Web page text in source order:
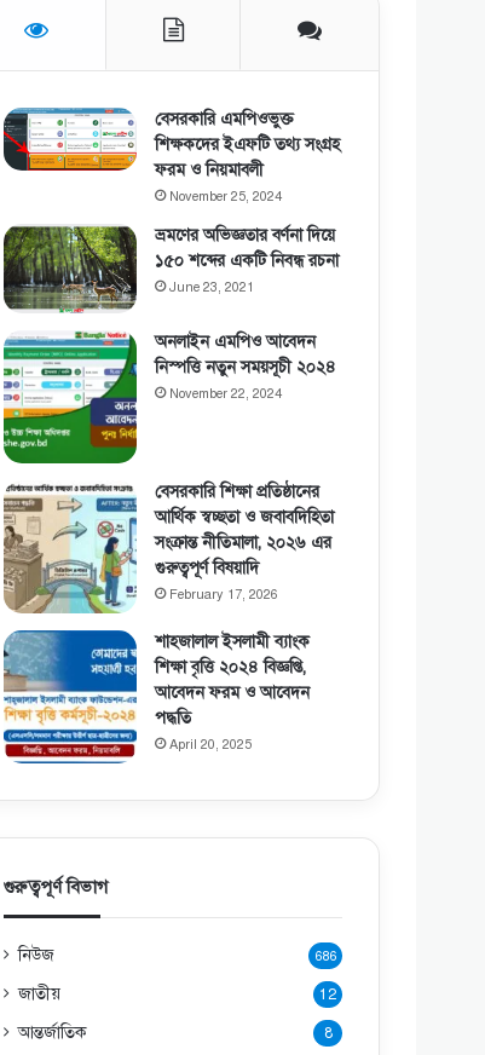
বেসরকারি এমপিওভুক্ত
শিক্ষকদের ইএফটি তথ্য সংগ্রহ
ফরম ও নিয়মাবলী
November 25, 2024
ভ্রমণের অভিজ্ঞতার বর্ণনা দিয়ে
১৫০ শব্দের একটি নিবন্ধ রচনা
June 23, 2021
অনলাইন এমপিও আবেদন
নিস্পত্তি নতুন সময়সূচী ২০২৪
November 22, 2024
বেসরকারি শিক্ষা প্রতিষ্ঠানের
আর্থিক স্বচ্ছতা ও জবাবদিহিতা
সংক্রান্ত নীতিমালা, ২০২৬ এর
গুরুত্বপূর্ণ বিষয়াদি
February 17, 2026
শাহজালাল ইসলামী ব্যাংক
শিক্ষা বৃত্তি ২০২৪ বিজ্ঞপ্তি,
আবেদন ফরম ও আবেদন
পদ্ধতি
April 20, 2025
গুরুত্বপূর্ণ বিভাগ
নিউজ 686
জাতীয় 12
আন্তর্জাতিক 8